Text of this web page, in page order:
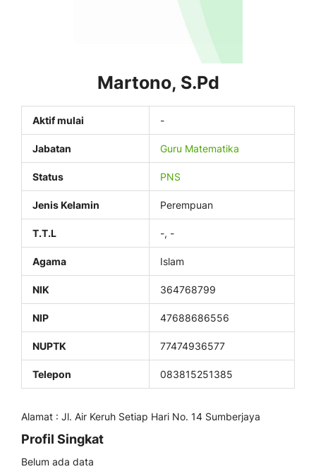
Martono, S.Pd
Aktif mulai -
Jabatan Guru Matematika
Status PNS
Jenis Kelamin Perempuan
T.T.L -, -
Agama Islam
NIK 364768799
NIP 47688686556
NUPTK 77474936577
Telepon 083815251385
Alamat : Jl. Air Keruh Setiap Hari No. 14 Sumberjaya
Profil Singkat
Belum ada data